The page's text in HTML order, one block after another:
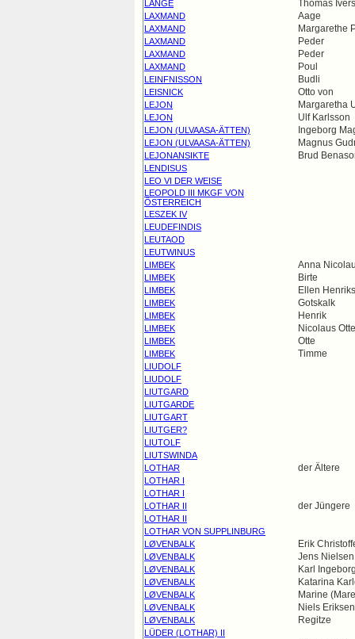
LANGE Thomas
LAXMAND Aage
LAXMAND Margarethe
LAXMAND Peder
LAXMAND Peder
LAXMAND Poul
LEINFNISSON Budli
LEISNICK Otto von
LEJON Margaretha
LEJON Ulf Karlsson
LEJON (ULVAASA-ÄTTEN) Ingeborg
LEJON (ULVAASA-ÄTTEN) Magnus
LEJONANSIKTE Brud
LENDISUS
LEO VI DER WEISE
LEOPOLD III MKGF VON
ÖSTERREICH
LESZEK IV
LEUDEFINDIS
LEUTAOD
LEUTWINUS
LIMBEK
Anna
LIMBEK Birte
LIMBEK Ellen
LIMBEK Gotskalk
LIMBEK Henrik
LIMBEK Nicolaus
LIMBEK Otte
LIMBEK Timme
LIUDOLF
LIUDOLF
LIUTGARD
LIUTGARDE
LIUTGART
LIUTGER?
LIUTOLF
LIUTSWINDA
LOTHAR
der Ältere
LOTHAR I
LOTHAR I
LOTHAR II
der Jüngere
LOTHAR II
LOTHAR VON SUPPLINBURG
LØVENBALK
Erik
LØVENBALK Jens Nielsen
LØVENBALK Karl
LØVENBALK Katarina
LØVENBALK Marine
LØVENBALK Niels Eriksen
LØVENBALK Regitze
LÜDER (LOTHAR) II